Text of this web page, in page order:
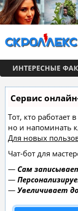
ИНТЕРЕСНЫЕ
Сервис
Тот, кто работает
но и напоминать
Для новых
Чат-бот для
— Сам
—
— Увеличивает